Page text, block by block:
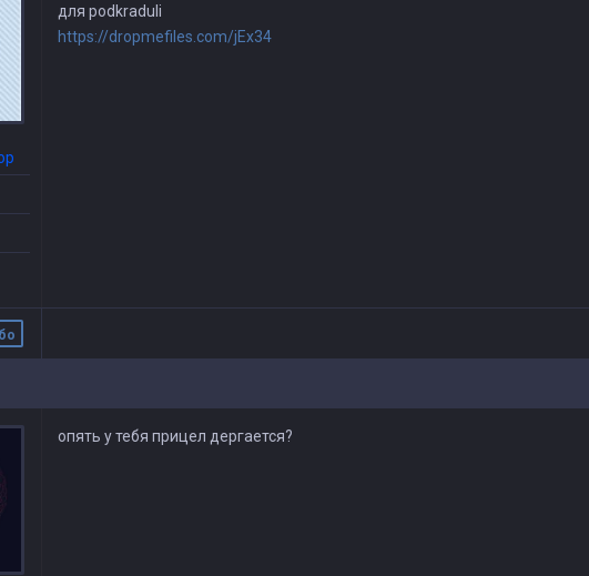
для podkraduli
https://dropmefiles.com/jEx34
опять у тебя прицел дергается?